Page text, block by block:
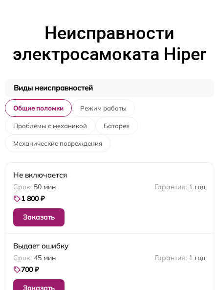
Неисправности
электросамоката Hiper
Виды неисправностей
Общие поломки Режим работы
Проблемы с механикой Батарея
Механические повреждения
Не включается
50 мин
1 год
1 800 ₽
Заказать
Выдает ошибку
45 мин
1 год
700 ₽
Заказать